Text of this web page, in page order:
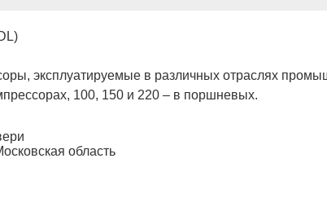
эксплуатируемые в различных отраслях
100, 150 и 220 – в поршневых.
область